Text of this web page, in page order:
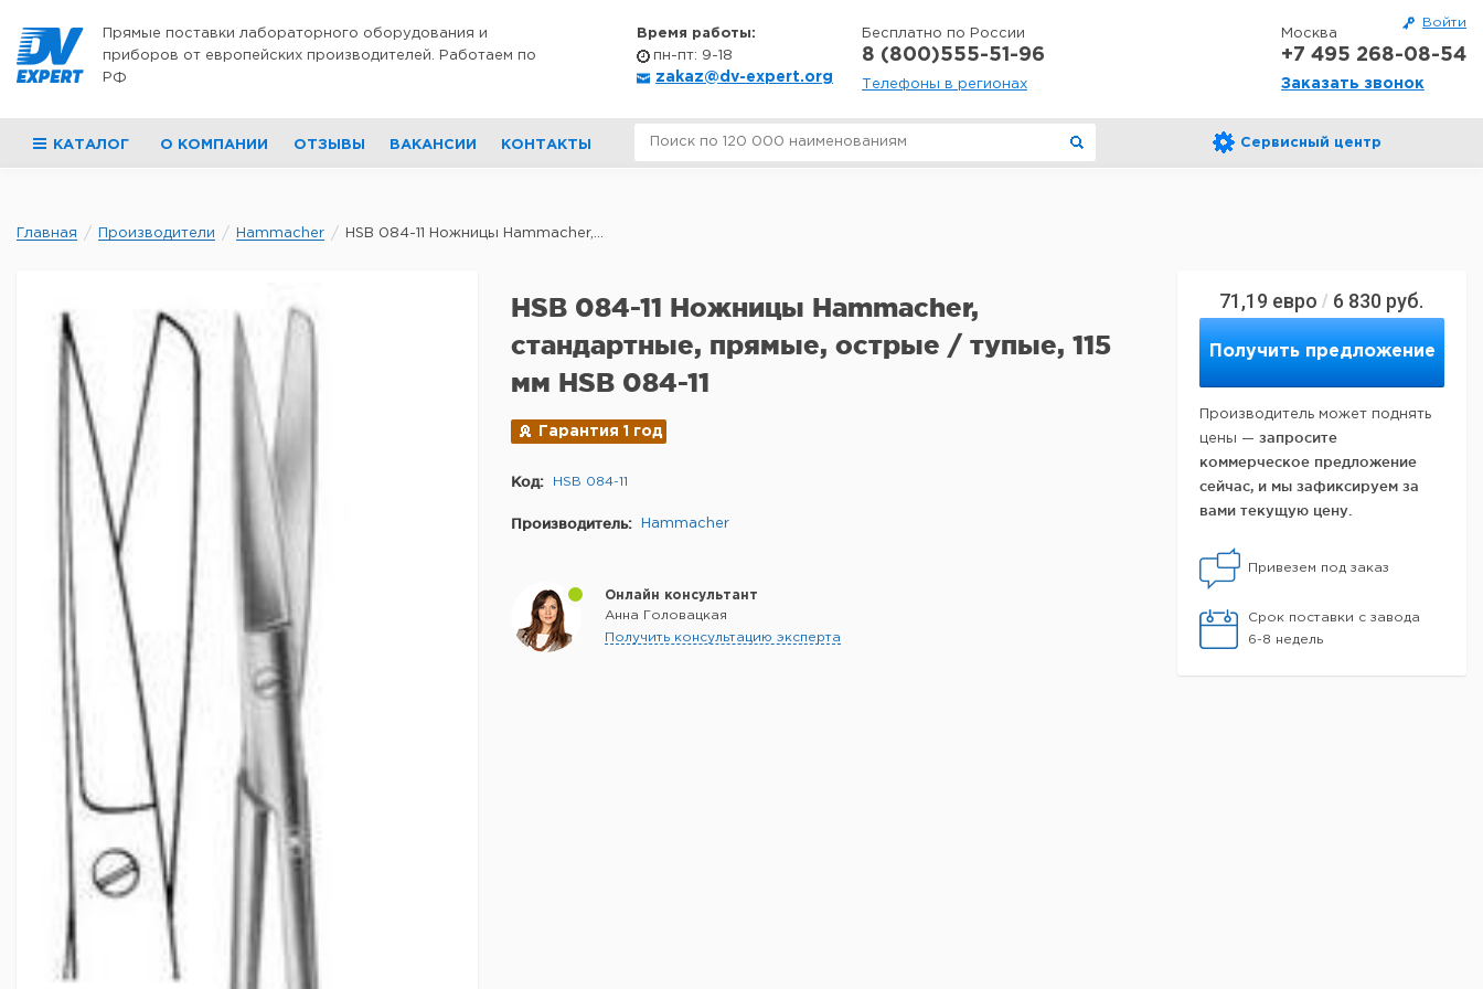
Войти
Прямые поставки лабораторного оборудования и
приборов от европейских производителей. Работаем по
РФ
Время работы:
пн-пт: 9-18
zakaz@dv-expert.org
Бесплатно по России
8 (800)555-51-96
Телефоны в регионах
Москва
+7 495 268-08-54
Заказать звонок
КАТАЛОГ О КОМПАНИИ ОТЗЫВЫ ВАКАНСИИ КОНТАКТЫ Сервисный центр
Главная Производители Hammacher HSB 084-11 Ножницы Hammacher,...
71,19 евро / 6 830 руб.
Получить предложение
Производитель может поднять
цены — запросите
коммерческое предложение
сейчас, и мы зафиксируем за
вами текущую цену.
Привезем под заказ
Срок поставки с завода
6-8 недель
HSB 084-11 Ножницы Hammacher,
стандартные, прямые, острые / тупые, 115
мм HSB 084-11
Гарантия 1 год
Код: HSB 084-11
Производитель: Hammacher
Онлайн консультант
Анна Головацкая
Получить консультацию эксперта